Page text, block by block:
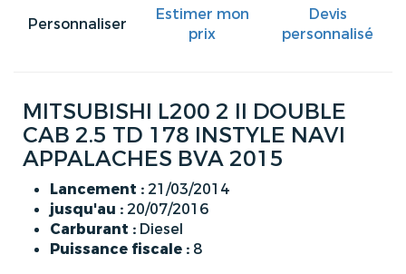
Personnaliser
Estimer mon
prix
Devis
personnalisé
MITSUBISHI L200 2 II DOUBLE
CAB 2.5 TD 178 INSTYLE NAVI
APPALACHES BVA 2015
Lancement : 21/03/2014
jusqu'au : 20/07/2016
Carburant : Diesel
Puissance fiscale : 8